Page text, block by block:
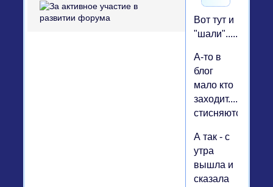
Вот тут и
"шали"......
А-то в
блог
мало кто
заходит......
А так - с
утра
вышла и
сказала